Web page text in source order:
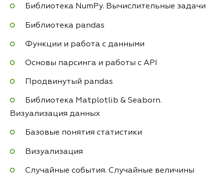
Библиотека NumPy. Вычислительные задачи
Библиотека pandas
Функции и работа с данными
Основы парсинга и работы с API
Продвинутый pandas
Библиотека Matplotlib & Seaborn.
Визуализация данных
Базовые понятия статистики
Визуализация
Случайные события. Случайные величины